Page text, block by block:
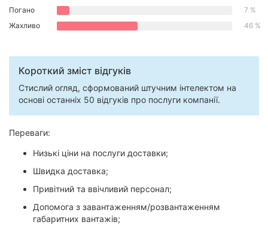
Дніпро
Ріг
Миколаїв
Полтава
Чернігів
Черкаси
Погано
7 %
Жахливо
46 %
Короткий зміст відгуків
Стислий огляд, сформований штучним інтелектом на
основі останніх 50 відгуків про послуги компанії.
Переваги:
Низькі ціни на послуги доставки;
Швидка доставка;
Привітний та ввічливий персонал;
Допомога з завантаженням/розвантаженням
габаритних вантажів;